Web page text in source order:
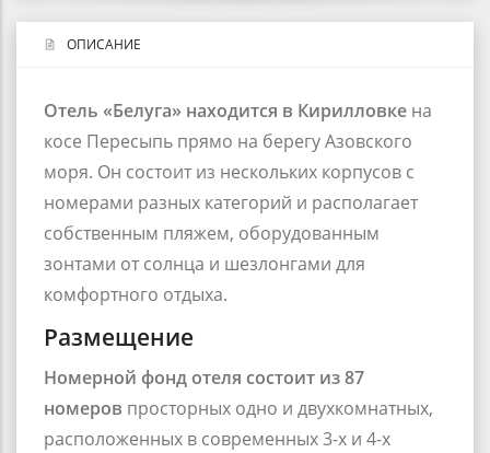
ОПИСАНИЕ
Отель «Белуга» находится в Кирилловке на
косе Пересыпь прямо на берегу Азовского
моря. Он состоит из нескольких корпусов с
номерами разных категорий и располагает
собственным пляжем, оборудованным
зонтами от солнца и шезлонгами для
комфортного отдыха.
Размещение
Номерной фонд отеля состоит из 87
номеров просторных одно и двухкомнатных,
расположенных в современных 3-х и 4-х